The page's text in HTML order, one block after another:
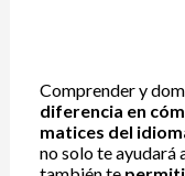
Comprender y
diferencia en
matices del
no solo te ayudará